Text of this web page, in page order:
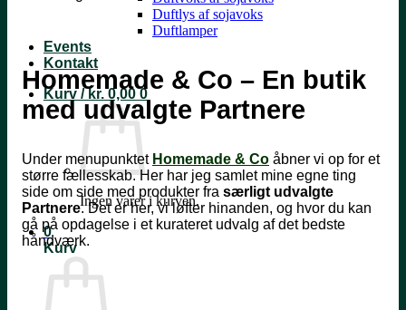
Duftlys af sojavoks
Duftlamper
Events
Kontakt
Kurv /kr.0,00 0
Ingen varer i kurven.
0
Kurv
Homemade & Co – En butik
med udvalgte Partnere
Under menupunktet Homemade & Co åbner vi op for et
større fællesskab. Her har jeg samlet mine egne ting
side om side med produkter fra særligt udvalgte
Partnere. Det er her, vi løfter hinanden, og hvor du kan
gå på opdagelse i et kurateret udvalg af det bedste
håndværk.